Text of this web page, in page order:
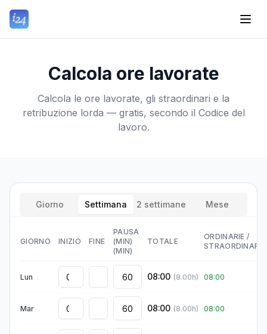
Calcola ore lavorate
Calcola le ore lavorate, gli straordinari e la
retribuzione lorda — gratis, secondo il Codice del
lavoro.
Giorno Settimana 2 settimane Mese
GIORNO INIZIO FINE
PAUSA
(MIN)
(MIN)
TOTALE
ORDINARIE /
STRAORDINARI
Lun 08:00 (8.00h) 08:00
Mar 08:00 (8.00h) 08:00